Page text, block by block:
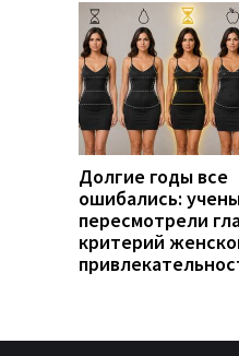
Долгие годы все
ошибались:
пересмотрели
критерий